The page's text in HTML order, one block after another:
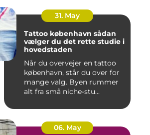
31. May
Tattoo københavn sådan
vælger du det rette studie i
hovedstaden
Når du overvejer en tattoo
københavn, står du over for
mange valg. Byen rummer
alt fra små niche-stu...
06. May